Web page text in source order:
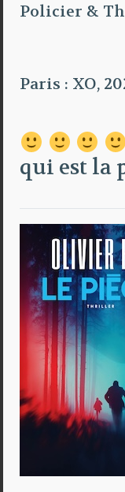
Policier &
Paris : XO,
qui est la